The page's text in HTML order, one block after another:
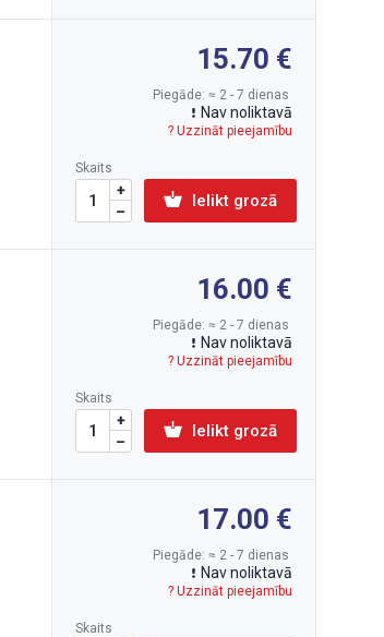
15.70
Piegāde: ≈ 2 - 7 dienas
Nav noliktavā
? Uzzināt pieejamību
Skaits
Ielikt grozā
16.00
Piegāde: ≈ 2 - 7 dienas
Nav noliktavā
? Uzzināt pieejamību
Skaits
Ielikt grozā
17.00
Piegāde: ≈ 2 - 7 dienas
Nav noliktavā
? Uzzināt pieejamību
Skaits